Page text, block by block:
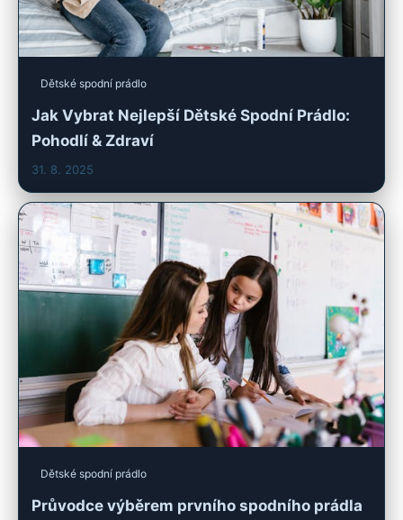
Dětské spodní prádlo
Jak Vybrat Nejlepší Dětské Spodní Prádlo:
Pohodlí & Zdraví
31. 8. 2025
Dětské spodní prádlo
Průvodce výběrem prvního spodního prádla